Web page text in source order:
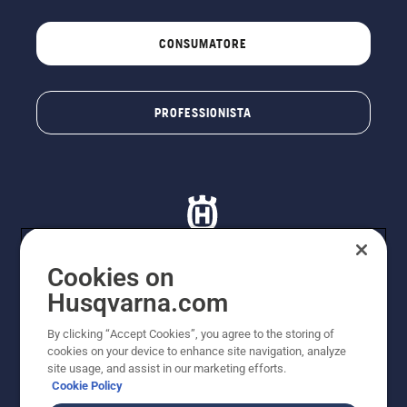
CONSUMATORE
PROFESSIONISTA
© Husqvarna AB (publ). Tutti i diritti riservati. I prezzi
Husqvarna Schweiz AG per i rivenditori specializzati
aderenti all’iniziativa, prezzi in CHF comprensivi di IVA
all’ 8,1% e TRA. Con riserva di modifica. Tutti i prezzi
indicati sono prezzi al dettaglio consigliati (IVA inclusa),
Cookies on
Husqvarna.com
By clicking “Accept Cookies”, you agree to the storing of
cookies on your device to enhance site navigation, analyze
site usage, and assist in our marketing efforts.
Cookie Policy